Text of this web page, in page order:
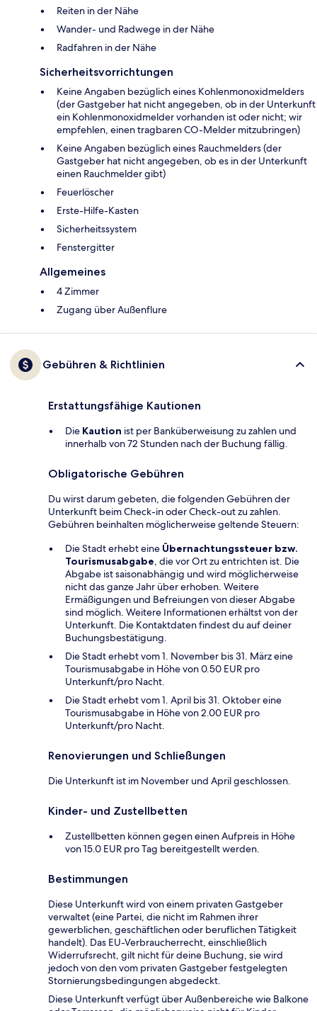
Reiten in der Nähe
Wander- und Radwege in der Nähe
Radfahren in der Nähe
Sicherheitsvorrichtungen
Keine Angaben bezüglich eines Kohlenmonoxidmelders
(der Gastgeber hat nicht angegeben, ob in der Unterkunft
ein Kohlenmonoxidmelder vorhanden ist oder nicht; wir
empfehlen, einen tragbaren CO-Melder mitzubringen)
Keine Angaben bezüglich eines Rauchmelders (der
Gastgeber hat nicht angegeben, ob es in der Unterkunft
einen Rauchmelder gibt)
Feuerlöscher
Ers­te-Hil­fe-Kas­ten
Sicherheitssystem
Fenstergitter
Allgemeines
4 Zimmer
Zugang über Außenflure
Gebühren & Richtlinien
Erstattungsfähige Kautionen
Die Kaution ist per Banküberweisung zu zahlen und
innerhalb von 72 Stunden nach der Buchung fällig.
Obligatorische Gebühren
Du wirst darum gebeten, die folgenden Gebühren der
Unterkunft beim Check-in oder Check-out zu zahlen.
Gebühren beinhalten möglicherweise geltende Steuern:
Die Stadt erhebt eine Übernachtungssteuer bzw.
Tourismusabgabe, die vor Ort zu entrichten ist. Die
Abgabe ist saisonabhängig und wird möglicherweise
nicht das ganze Jahr über erhoben. Weitere
Ermäßigungen und Befreiungen von dieser Abgabe
sind möglich. Weitere Informationen erhältst von der
Unterkunft. Die Kontaktdaten findest du auf deiner
Buchungsbestätigung.
Die Stadt erhebt vom 1. November bis 31. März eine
Tourismusabgabe in Höhe von 0.50 EUR pro
Unterkunft/pro Nacht.
Die Stadt erhebt vom 1. April bis 31. Oktober eine
Tourismusabgabe in Höhe von 2.00 EUR pro
Unterkunft/pro Nacht.
Renovierungen und Schließungen
Die Unterkunft ist im November und April geschlossen.
Kinder- und Zustellbetten
Zustellbetten können gegen einen Aufpreis in Höhe
von 15.0 EUR pro Tag bereitgestellt werden.
Bestimmungen
Diese Unterkunft wird von einem privaten Gastgeber
verwaltet (eine Partei, die nicht im Rahmen ihrer
gewerblichen, geschäftlichen oder beruflichen Tätigkeit
handelt). Das EU-Verbraucherrecht, einschließlich
Widerrufsrecht, gilt nicht für deine Buchung, sie wird
jedoch von den vom privaten Gastgeber festgelegten
Stornierungsbedingungen abgedeckt.
Diese Unterkunft verfügt über Außenbereiche wie Balkone